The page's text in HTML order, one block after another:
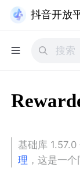
抖音开放
基础库
理 ，这是一个